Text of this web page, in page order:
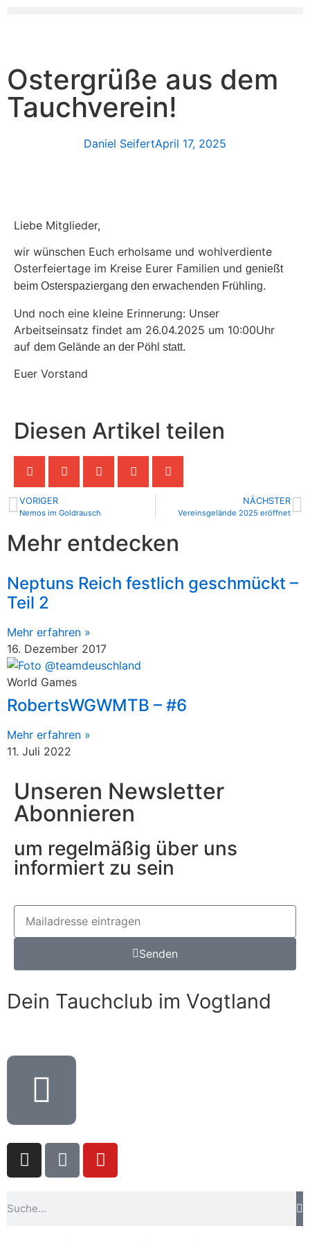
Ostergrüße aus dem
Tauchverein!
Daniel SeifertApril 17, 2025
Liebe Mitglieder,
wir wünschen Euch erholsame und wohlverdiente
Osterfeiertage im Kreise Eurer Familien und genießt
beim Osterspaziergang den erwachenden Frühling.
Und noch eine kleine Erinnerung: Unser
Arbeitseinsatz findet am 26.04.2025 um 10:00Uhr
auf dem Gelände an der Pöhl statt.
Euer Vorstand
Diesen Artikel teilen
VORIGER
Nemos im Goldrausch
NÄCHSTER
Vereinsgelände 2025 eröffnet
Mehr entdecken
Neptuns Reich festlich geschmückt –
Teil 2
Mehr erfahren »
16. Dezember 2017
World Games
RobertsWGWMTB – #6
Mehr erfahren »
11. Juli 2022
Unseren Newsletter
Abonnieren
um regelmäßig über uns
informiert zu sein
Senden
Dein Tauchclub im Vogtland